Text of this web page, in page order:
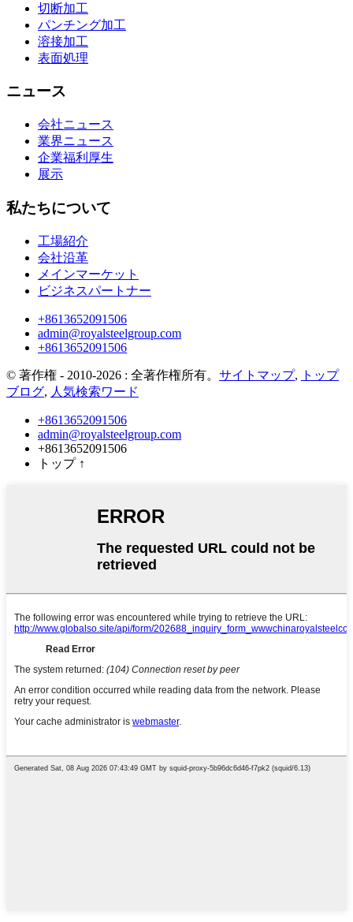
切断加工
パンチング加工
溶接加工
表面処理
ニュース
会社ニュース
業界ニュース
企業福利厚生
展示
私たちについて
工場紹介
会社沿革
メインマーケット
ビジネスパートナー
+8613652091506
admin@royalsteelgroup.com
+8613652091506
© 著作権 - 2010-2026 : 全著作権所有。 サイトマップ,
トップ
ブログ, 人気検索ワード
+8613652091506
admin@royalsteelgroup.com
+8613652091506
トップ ↑